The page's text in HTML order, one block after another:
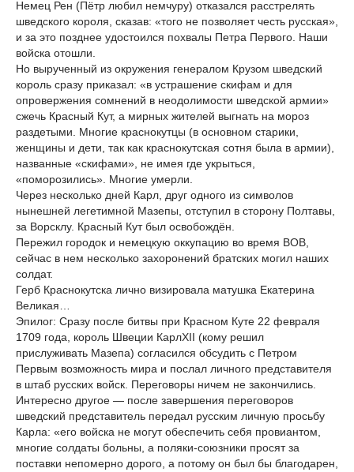
Немец Рен (Пётр любил немчуру) отказался расстрелять
шведского короля, сказав: «того не позволяет честь русская»,
и за это позднее удостоился похвалы Петра Первого. Наши
войска отошли.
Но вырученный из окружения генералом Крузом шведский
король сразу приказал: «в устрашение скифам и для
опровержения сомнений в неодолимости шведской армии»
сжечь Красный Кут, а мирных жителей выгнать на мороз
раздетыми. Многие краснокутцы (в основном старики,
женщины и дети, так как краснокутская сотня была в армии),
названные «скифами», не имея где укрыться,
«поморозились». Многие умерли.
Через несколько дней Карл, друг одного из символов
нынешней легетимной Мазепы, отступил в сторону Полтавы,
за Ворсклу. Красный Кут был освобождён.
Пережил городок и немецкую оккупацию во время ВОВ,
сейчас в нем несколько захоронений братских могил наших
солдат.
Герб Краснокутска лично визировала матушка Екатерина
Великая…
Эпилог: Сразу после битвы при Красном Куте 22 февраля
1709 года, король Швеции КарлXII (кому решил
прислуживать Мазепа) согласился обсудить с Петром
Первым возможность мира и послал личного представителя
в штаб русских войск. Переговоры ничем не закончились.
Интересно другое — после завершения переговоров
шведский представитель передал русским личную просьбу
Карла: «его войска не могут обеспечить себя провиантом,
многие солдаты больны, а поляки-союзники просят за
поставки непомерно дорого, а потому он был бы благодарен,